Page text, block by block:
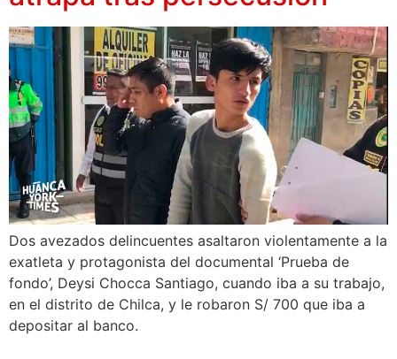
Dos avezados delincuentes asaltaron violentamente a la
exatleta y protagonista del documental ‘Prueba de
fondo’, Deysi Chocca Santiago, cuando iba a su trabajo,
en el distrito de Chilca, y le robaron S/ 700 que iba a
depositar al banco.